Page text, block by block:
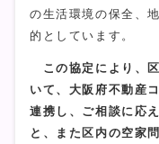
の生活環境の保全、
的としています。
この協定により、
いて、大阪府不動産
連携し、ご相談に応
と、また区内の空家